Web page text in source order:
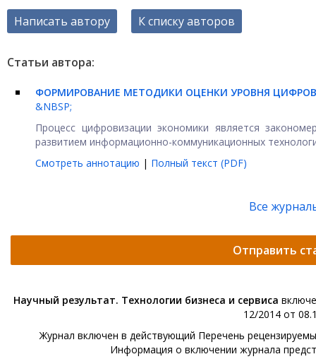
Написать автору К списку авторов
Статьи автора:
ФОРМИРОВАНИЕ МЕТОДИКИ ОЦЕНКИ УРОВНЯ
&NBSP;
Процесс цифровизации экономики является
развитием информационно-коммуникационных
Смотреть аннотацию | Полный текст (PDF)
Все
Отправить
Научный результат. Технологии бизнеса и сервиса
12/2014 от
Журнал включен в действующий Перечень
Информация о включении журнала